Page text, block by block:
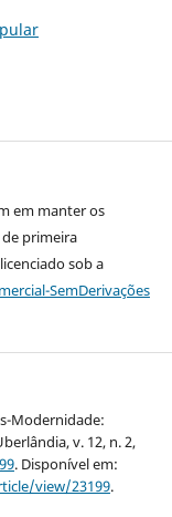
em manter os
primeira
sob a
SemDerivações
Modernidade:
v. 12, n. 2,
. Disponível em:
view/23199.